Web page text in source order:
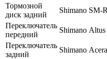
Тормозной
диск задний
Shimano SM-
Переключатель
передний
Shimano
Переключатель
задний
Shimano